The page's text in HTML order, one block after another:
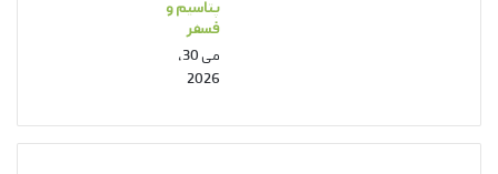
پتاسیم و
فسفر
می 30,
2026